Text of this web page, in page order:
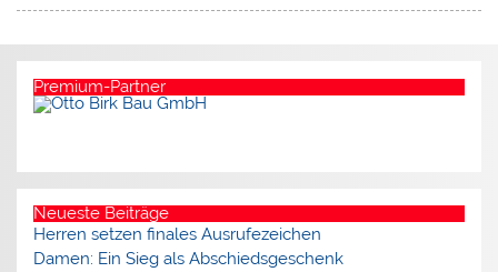
Premium-Partner
Neueste Beiträge
Herren setzen finales Ausrufezeichen
Damen: Ein Sieg als Abschiedsgeschenk